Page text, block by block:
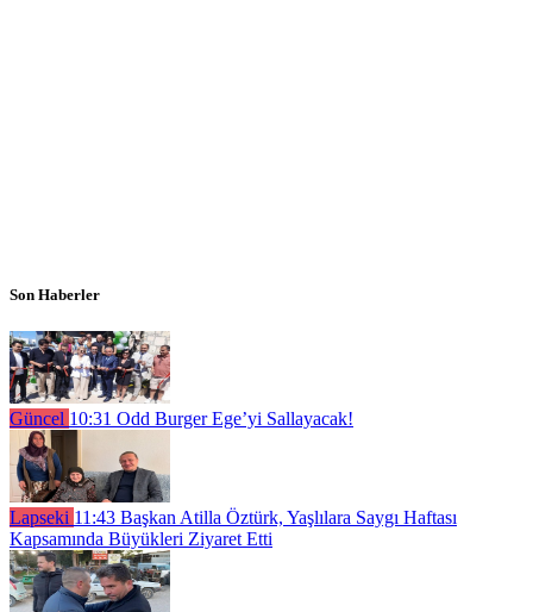
Son Haberler
Güncel 10:31 Odd Burger Ege’yi Sallayacak!
Lapseki 11:43 Başkan Atilla Öztürk, Yaşlılara Saygı Haftası
Kapsamında Büyükleri Ziyaret Etti